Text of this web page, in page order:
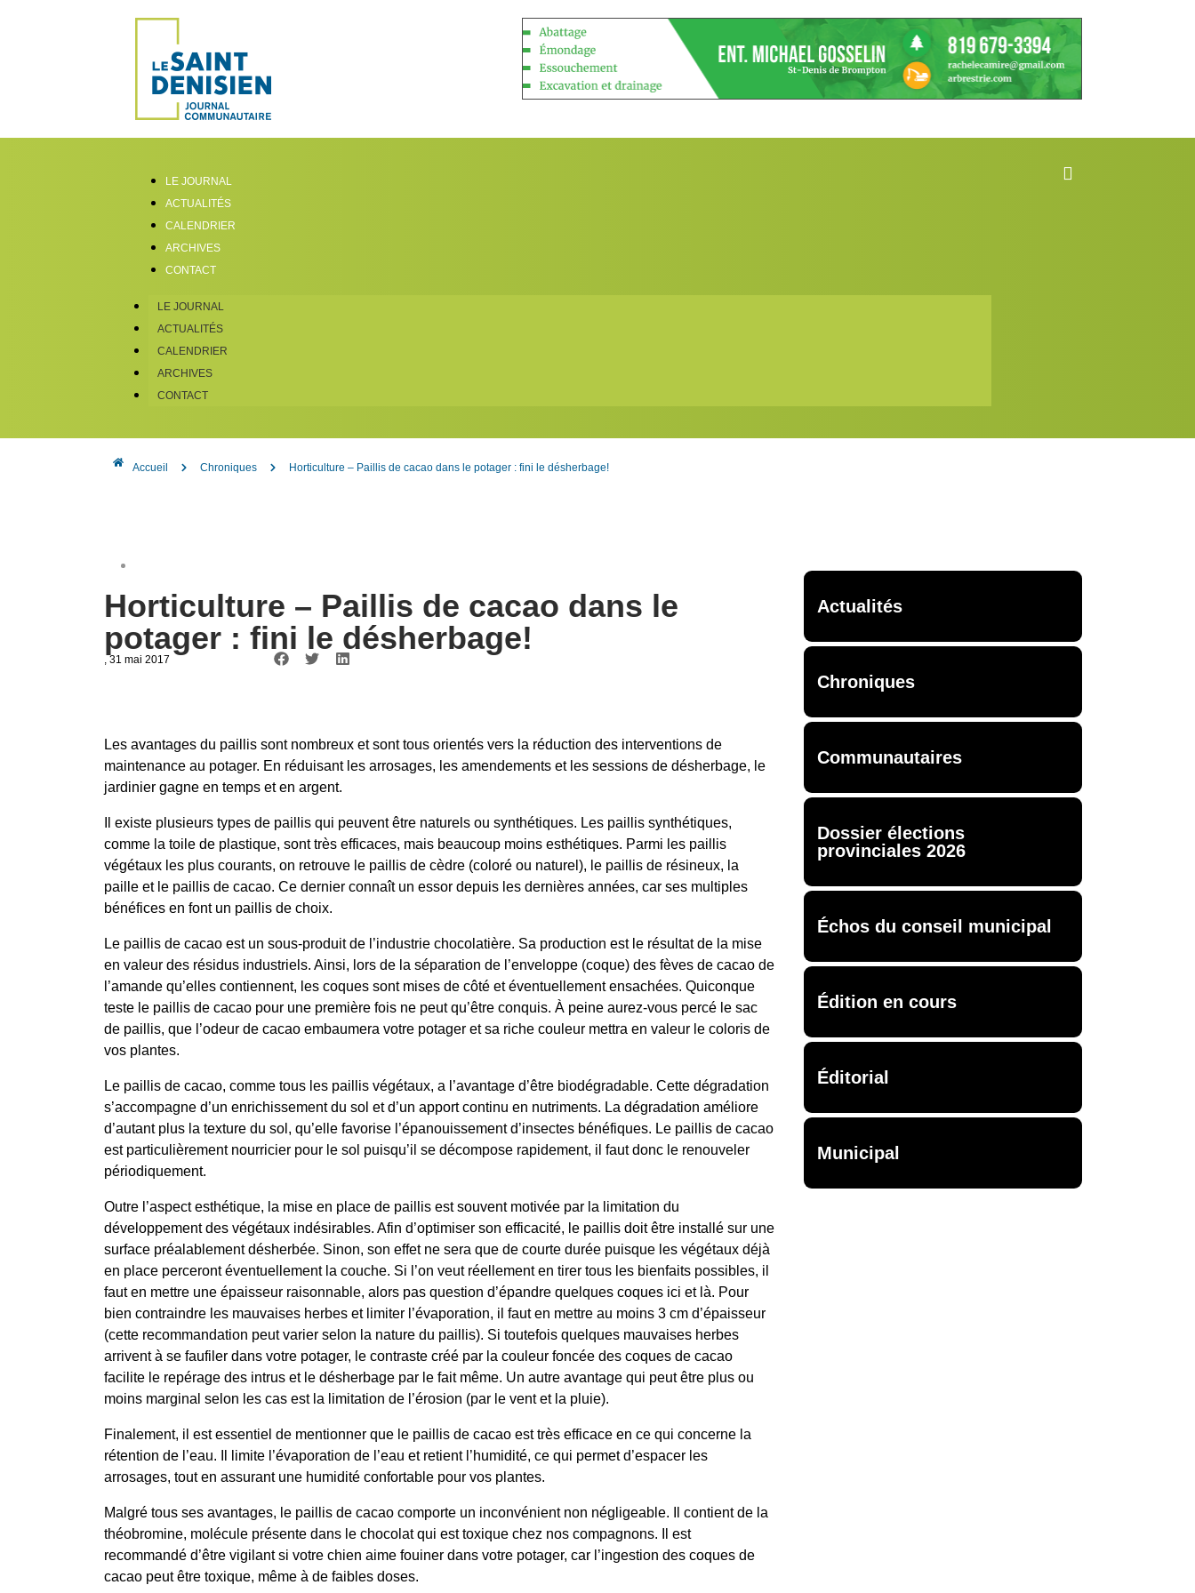
LE JOURNAL
ACTUALITÉS
CALENDRIER
ARCHIVES
CONTACT
LE JOURNAL
ACTUALITÉS
CALENDRIER
ARCHIVES
CONTACT
Accueil Chroniques Horticulture – Paillis de cacao dans le potager : fini le désherbage!
Horticulture – Paillis de cacao dans le
potager : fini le désherbage!
, 31 mai 2017
Les avantages du paillis sont nombreux et sont tous orientés vers la réduction des interventions de
maintenance au potager. En réduisant les arrosages, les amendements et les sessions de désherbage, le
jardinier gagne en temps et en argent.
Il existe plusieurs types de paillis qui peuvent être naturels ou synthétiques. Les paillis synthétiques,
comme la toile de plastique, sont très efficaces, mais beaucoup moins esthétiques. Parmi les paillis
végétaux les plus courants, on retrouve le paillis de cèdre (coloré ou naturel), le paillis de résineux, la
paille et le paillis de cacao. Ce dernier connaît un essor depuis les dernières années, car ses multiples
bénéfices en font un paillis de choix.
Le paillis de cacao est un sous-produit de l’industrie chocolatière. Sa production est le résultat de la mise
en valeur des résidus industriels. Ainsi, lors de la séparation de l’enveloppe (coque) des fèves de cacao de
l’amande qu’elles contiennent, les coques sont mises de côté et éventuellement ensachées. Quiconque
teste le paillis de cacao pour une première fois ne peut qu’être conquis. À peine aurez-vous percé le sac
de paillis, que l’odeur de cacao embaumera votre potager et sa riche couleur mettra en valeur le coloris de
vos plantes.
Le paillis de cacao, comme tous les paillis végétaux, a l’avantage d’être biodégradable. Cette dégradation
s’accompagne d’un enrichissement du sol et d’un apport continu en nutriments. La dégradation améliore
d’autant plus la texture du sol, qu’elle favorise l’épanouissement d’insectes bénéfiques. Le paillis de cacao
est particulièrement nourricier pour le sol puisqu’il se décompose rapidement, il faut donc le renouveler
périodiquement.
Outre l’aspect esthétique, la mise en place de paillis est souvent motivée par la limitation du
développement des végétaux indésirables. Afin d’optimiser son efficacité, le paillis doit être installé sur une
surface préalablement désherbée. Sinon, son effet ne sera que de courte durée puisque les végétaux déjà
en place perceront éventuellement la couche. Si l’on veut réellement en tirer tous les bienfaits possibles, il
faut en mettre une épaisseur raisonnable, alors pas question d’épandre quelques coques ici et là. Pour
bien contraindre les mauvaises herbes et limiter l’évaporation, il faut en mettre au moins 3 cm d’épaisseur
(cette recommandation peut varier selon la nature du paillis). Si toutefois quelques mauvaises herbes
arrivent à se faufiler dans votre potager, le contraste créé par la couleur foncée des coques de cacao
facilite le repérage des intrus et le désherbage par le fait même. Un autre avantage qui peut être plus ou
moins marginal selon les cas est la limitation de l’érosion (par le vent et la pluie).
Finalement, il est essentiel de mentionner que le paillis de cacao est très efficace en ce qui concerne la
rétention de l’eau. Il limite l’évaporation de l’eau et retient l’humidité, ce qui permet d’espacer les
arrosages, tout en assurant une humidité confortable pour vos plantes.
Malgré tous ses avantages, le paillis de cacao comporte un inconvénient non négligeable. Il contient de la
théobromine, molécule présente dans le chocolat qui est toxique chez nos compagnons. Il est
recommandé d’être vigilant si votre chien aime fouiner dans votre potager, car l’ingestion des coques de
cacao peut être toxique, même à de faibles doses.
Actualités
Chroniques
Communautaires
Dossier élections
provinciales 2026
Échos du conseil municipal
Édition en cours
Éditorial
Municipal